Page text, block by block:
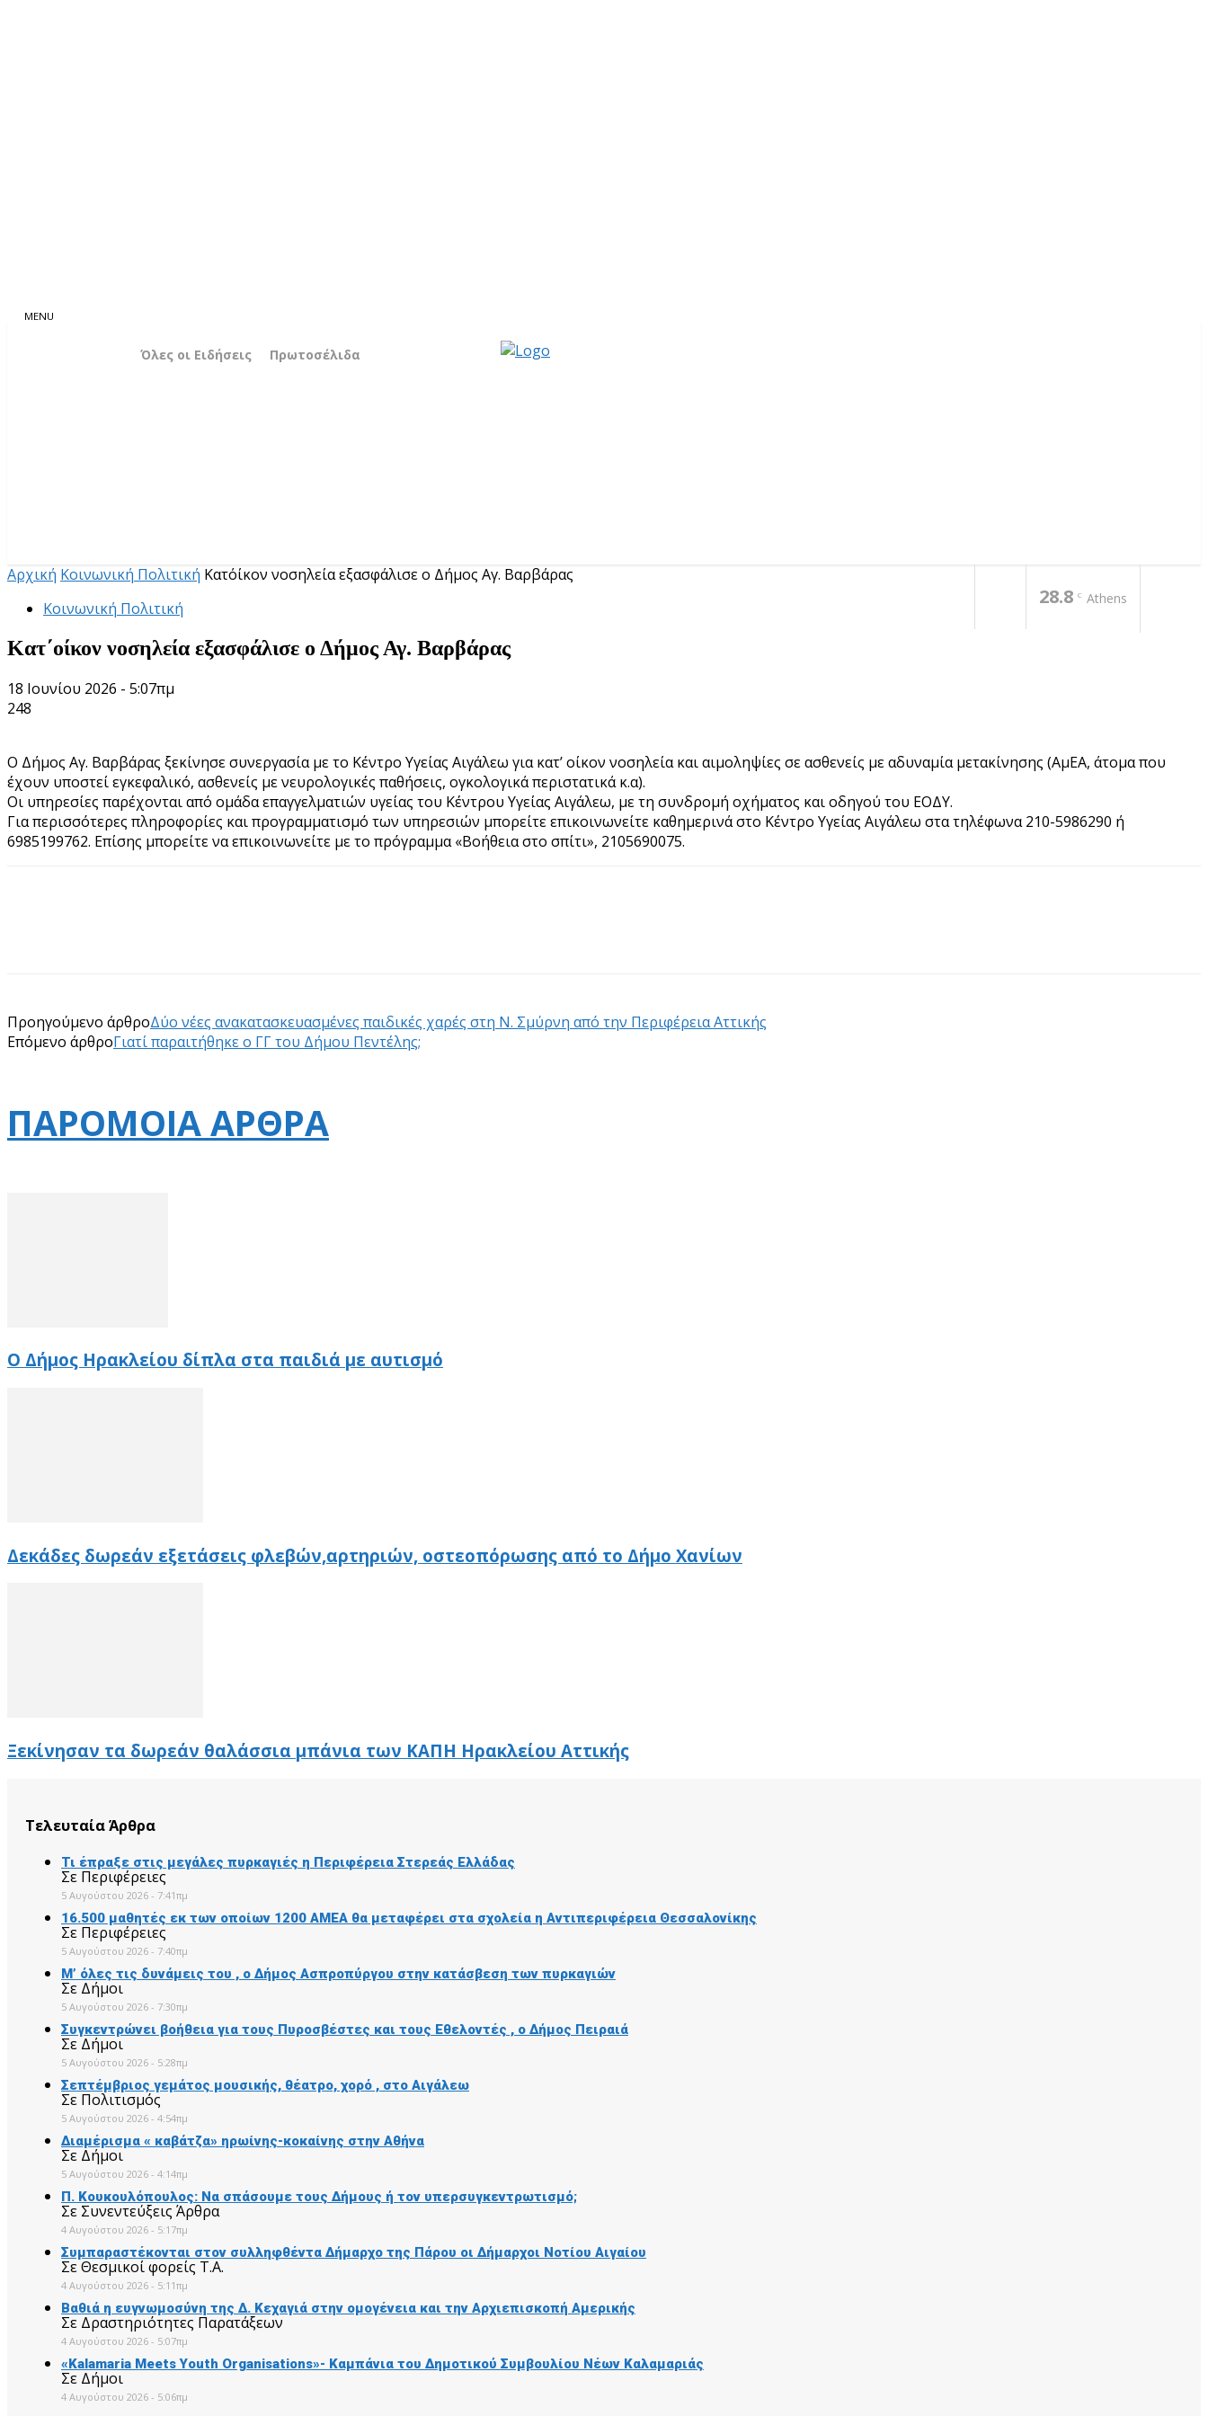
Όλες οι Ειδήσεις Πρωτοσέλιδα
28.8 C Athens
Αρχική Κοινωνική Πολιτική Κατ΄οίκον νοσηλεία εξασφάλισε ο Δήμος Αγ. Βαρβάρας
Κοινωνική Πολιτική
Κατ΄οίκον νοσηλεία εξασφάλισε ο Δήμος Αγ. Βαρβάρας
18 Ιουνίου 2026 - 5:07πμ
248
Ο Δήμος Αγ. Βαρβάρας ξεκίνησε συνεργασία με το Κέντρο Υγείας Αιγάλεω για κατ’ οίκον νοσηλεία και αιμοληψίες σε ασθενείς με αδυναμία μετακίνησης (ΑμΕΑ, άτομα που
έχουν υποστεί εγκεφαλικό, ασθενείς με νευρολογικές παθήσεις, ογκολογικά περιστατικά κ.α).
Οι υπηρεσίες παρέχονται από ομάδα επαγγελματιών υγείας του Κέντρου Υγείας Αιγάλεω, με τη συνδρομή οχήματος και οδηγού του ΕΟΔΥ.
Για περισσότερες πληροφορίες και προγραμματισμό των υπηρεσιών μπορείτε επικοινωνείτε καθημερινά στο Κέντρο Υγείας Αιγάλεω στα τηλέφωνα 210-5986290 ή
6985199762. Επίσης μπορείτε να επικοινωνείτε με το πρόγραμμα «Βοήθεια στο σπίτι», 2105690075.
Προηγούμενο άρθροΔύο νέες ανακατασκευασμένες παιδικές χαρές στη Ν. Σμύρνη από την Περιφέρεια Αττικής
Επόμενο άρθροΓιατί παραιτήθηκε ο ΓΓ του Δήμου Πεντέλης;
ΠΑΡΟΜΟΙΑ ΑΡΘΡΑ
Ο Δήμος Ηρακλείου δίπλα στα παιδιά με αυτισμό
Δεκάδες δωρεάν εξετάσεις φλεβών,αρτηριών, οστεοπόρωσης από το Δήμο Χανίων
Ξεκίνησαν τα δωρεάν θαλάσσια μπάνια των ΚΑΠΗ Ηρακλείου Αττικής
Τελευταία Άρθρα
Τι έπραξε στις μεγάλες πυρκαγιές η Περιφέρεια Στερεάς Ελλάδας
Σε Περιφέρειες
5 Αυγούστου 2026 - 7:41πμ
16.500 μαθητές εκ των οποίων 1200 ΑΜΕΑ θα μεταφέρει στα σχολεία η Αντιπεριφέρεια Θεσσαλονίκης
Σε Περιφέρειες
5 Αυγούστου 2026 - 7:40πμ
Μ’ όλες τις δυνάμεις του , ο Δήμος Ασπροπύργου στην κατάσβεση των πυρκαγιών
Σε Δήμοι
5 Αυγούστου 2026 - 7:30πμ
Συγκεντρώνει βοήθεια για τους Πυροσβέστες και τους Εθελοντές , ο Δήμος Πειραιά
Σε Δήμοι
5 Αυγούστου 2026 - 5:28πμ
Σεπτέμβριος γεμάτος μουσικής, θέατρο, χορό , στο Αιγάλεω
Σε Πολιτισμός
5 Αυγούστου 2026 - 4:54πμ
Διαμέρισμα « καβάτζα» ηρωίνης-κοκαίνης στην Αθήνα
Σε Δήμοι
5 Αυγούστου 2026 - 4:14πμ
Π. Κουκουλόπουλος: Να σπάσουμε τους Δήμους ή τον υπερσυγκεντρωτισμό;
Σε Συνεντεύξεις Άρθρα
4 Αυγούστου 2026 - 5:17πμ
Συμπαραστέκονται στον συλληφθέντα Δήμαρχο της Πάρου οι Δήμαρχοι Νοτίου Αιγαίου
Σε Θεσμικοί φορείς Τ.Α.
4 Αυγούστου 2026 - 5:11πμ
Βαθιά η ευγνωμοσύνη της Δ. Κεχαγιά στην ομογένεια και την Αρχιεπισκοπή Αμερικής
Σε Δραστηριότητες Παρατάξεων
4 Αυγούστου 2026 - 5:07πμ
«Kalamaria Meets Youth Organisations»- Καμπάνια του Δημοτικού Συμβουλίου Νέων Καλαμαριάς
Σε Δήμοι
4 Αυγούστου 2026 - 5:06πμ